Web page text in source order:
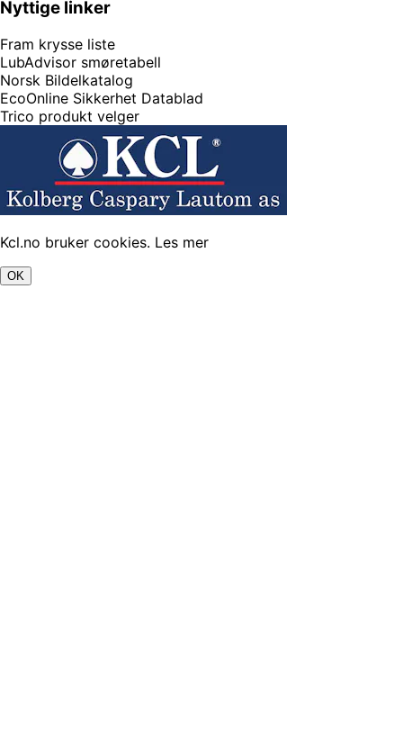
Nyttige linker
Fram krysse liste
LubAdvisor smøretabell
Norsk Bildelkatalog
EcoOnline Sikkerhet Datablad
Trico produkt velger
Kcl.no bruker cookies. Les mer
OK